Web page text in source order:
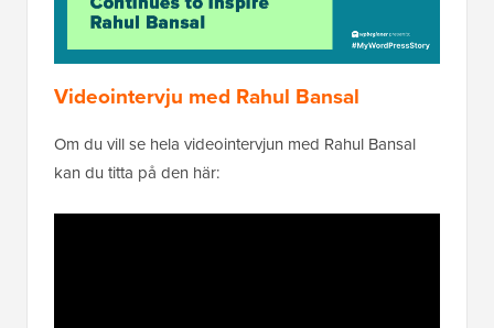
Videointervju med Rahul Bansal
Om du vill se hela videointervjun med Rahul Bansal
kan du titta på den här: